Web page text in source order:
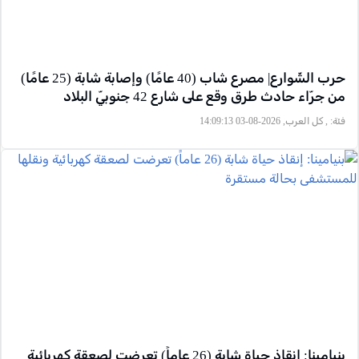
حرب الشّوارع| مصرع شاب (40 عامًا) وإصابة شابة (25 عامًا)
من جرّاء حادث طرق وقع على شارع 42 جنوبيّ البلاد
فئة: , كل العرب, 2026-08-03 14:09:13
بنيامينا: إنقاذ حياة شابة (26 عاماً) تعرضت لصعقة كهربائية